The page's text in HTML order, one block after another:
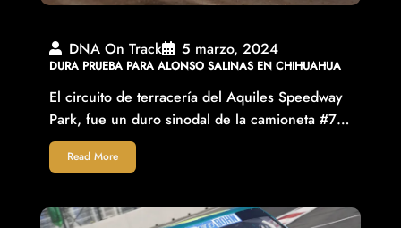
DNA On Track 5 marzo, 2024
DURA PRUEBA PARA ALONSO SALINAS EN CHIHUAHUA
El circuito de terracería del Aquiles Speedway
Park, fue un duro sinodal de la camioneta #7…
Read More